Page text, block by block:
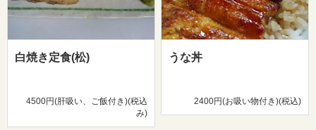
白焼き定食(松)
4500円(肝吸い、ご飯付き)(税込
み)
うな丼
2400円(お吸い物付き)(税込)